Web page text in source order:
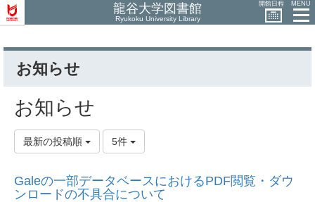
龍谷大学図書館
Ryukoku University Library
開館日程 MENU
お知らせ
お知らせ
最新の投稿順 5件
Galeの一部データベースにおけるPDF閲覧・ダウ
ンロードの不具合について